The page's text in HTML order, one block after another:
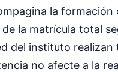
la
de la matrícula total
del instituto
no afecte a la